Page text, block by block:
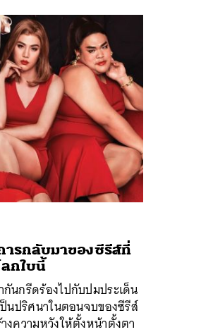
ารกลับมาของซีรีส์ที่
กใบนี้
นกรีดร้องไปกับปมประเด็น
นปริศนาในตอนจบของซีรีส์
ความหวังให้ตั้งหน้าตั้งตา
ค้นหา